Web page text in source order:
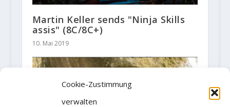
Cookie-Zustimmung
verwalten
Martin Keller sends "Ninja Skills
assis" (8C/8C+)
10. Mai 2019